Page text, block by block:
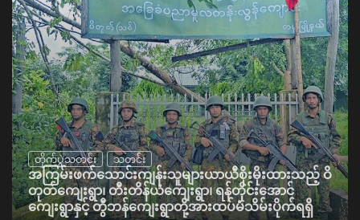
တိုက်ပွဲသတင်း သတင်း
အကြမ်းဖက်သောင်းကျန်းသူများယာယီစိုးမိုးထားသည့် ဝိ
တုတ်ကျေးရွာ၊ တီးတိန်ယံကျေးရွာ၊ ရန်တိုင်းအောင်
ကျေးရွာနှင့် တွီဘန်ကျေးရွာတို့အားထပ်မံသိမ်းပိုက်ရရှိ